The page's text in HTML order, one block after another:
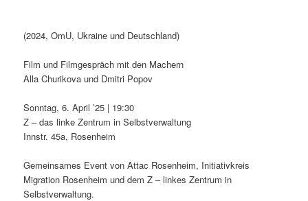
(2024, OmU, Ukraine und Deutschland)
Film und Filmgespräch mit den Machern
Alla Churikova und Dmitri Popov
Sonntag, 6. April ’25 | 19:30
Z – das linke Zentrum in Selbstverwaltung
Innstr. 45a, Rosenheim
Gemeinsames Event von Attac Rosenheim, Initiativkreis
Migration Rosenheim und dem Z – linkes Zentrum in
Selbstverwaltung.